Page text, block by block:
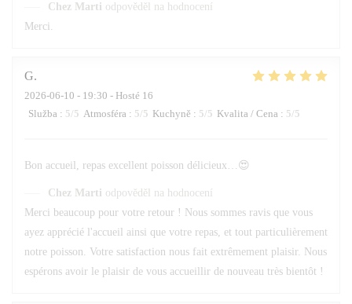
Chez Marti odpověděl na hodnocení
Merci.
G
2026-06-10 - 19:30 - Hosté 16
Služba : 5/5 Atmosféra : 5/5 Kuchyně : 5/5 Kvalita / Cena : 5/5
Bon accueil, repas excellent poisson délicieux…😍
Chez Marti odpověděl na hodnocení
Merci beaucoup pour votre retour ! Nous sommes ravis que vous
ayez apprécié l'accueil ainsi que votre repas, et tout particulièrement
notre poisson. Votre satisfaction nous fait extrêmement plaisir. Nous
espérons avoir le plaisir de vous accueillir de nouveau très bientôt !